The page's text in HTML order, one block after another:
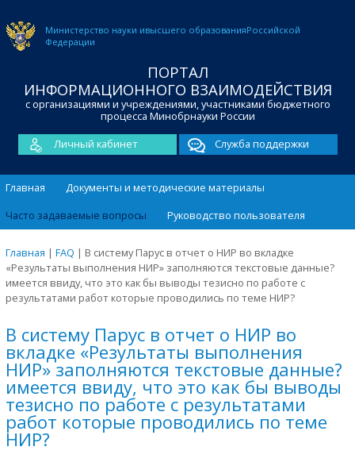
Министерство науки ивысшего образованияРоссийской
Федерации
ПОРТАЛ
ИНФОРМАЦИОННОГО ВЗАИМОДЕЙСТВИЯ
с организациями и учреждениями, участниками бюджетного
процесса Минобрнауки России
Личный кабинет
Служба поддержки
Главная
Документы и методические материалы
Часто задаваемые вопросы
Руководство пользователя
Главная | FAQ | В систему Парус в отчет о НИР во вкладке
«Результаты выполнения НИР» заполняются текстовые данные?
имеется ввиду, что это как бы выводы тезисно по работе с
результатами работ которые проводились по теме НИР?
В систему Парус в отчет о НИР во
вкладке «Результаты выполнения
НИР» заполняются текстовые данные?
имеется ввиду, что это как бы выводы
тезисно по работе с результатами
работ которые проводились по теме
НИР?